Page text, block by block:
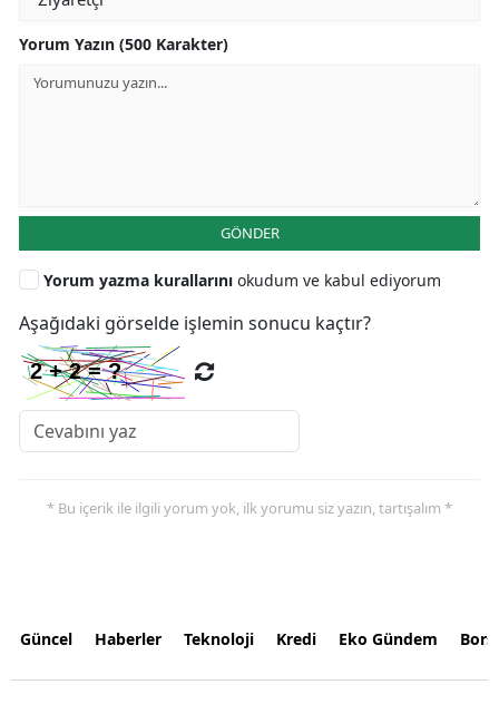
Yorum Yazın (500 Karakter)
GÖNDER
Yorum yazma kurallarını okudum ve kabul ediyorum
Aşağıdaki görselde işlemin sonucu kaçtır?
* Bu içerik ile ilgili yorum yok, ilk yorumu siz yazın, tartışalım *
Güncel Haberler Teknoloji Kredi Eko Gündem